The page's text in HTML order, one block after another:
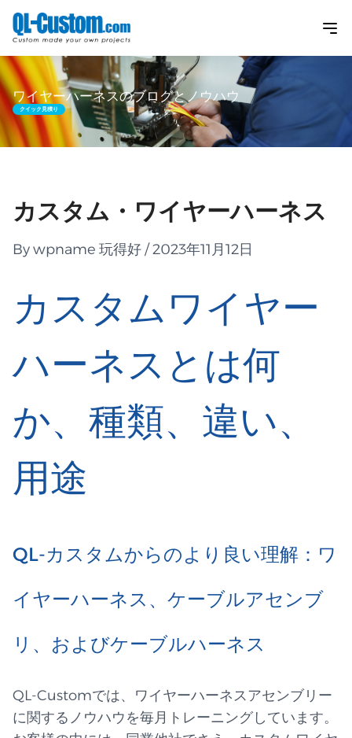
ワイヤーハーネスのブログとノウハウ
クイック見積り
カスタム・ワイヤーハーネス
By wpname 玩得好 / 2023年11月12日
カスタムワイヤー
ハーネスとは何
か、種類、違い、
用途
QL-カスタムからのより良い理解：ワ
イヤーハーネス、ケーブルアセンブ
リ、およびケーブルハーネス
QL-Customでは、ワイヤーハーネスアセンブリー
に関するノウハウを毎月トレーニングしています。